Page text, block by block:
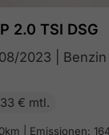
2.0 TSI DSG
2023 |
€ mtl.
| Emissionen: